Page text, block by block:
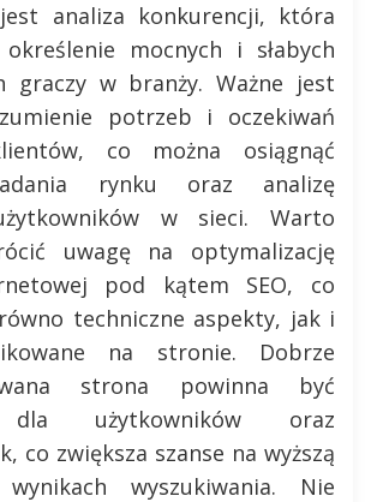
analiza konkurencji, która
mocnych i słabych
graczy w branży. Ważne jest
potrzeb i oczekiwań
co można osiągnąć
rynku oraz analizę
w sieci. Warto
uwagę na optymalizację
pod kątem SEO, co
techniczne aspekty, jak i
na stronie. Dobrze
strona powinna być
dla użytkowników oraz
co zwiększa szanse na wyższą
wyszukiwania. Nie